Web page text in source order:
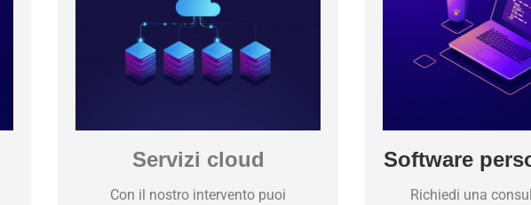
Servizi cloud
Con il nostro intervento puoi
Software
Richiedi una